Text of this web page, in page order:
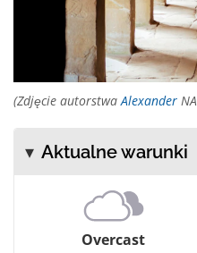
(Zdjęcie autorstwaAlexander NA
Aktualne warunki
Overcast